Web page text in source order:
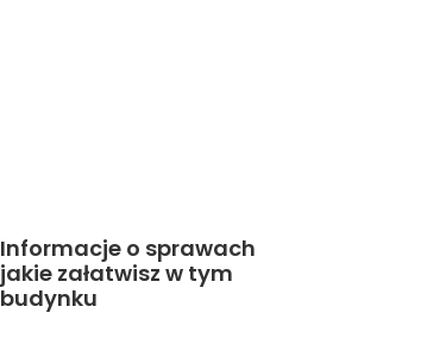
Informacje o sprawach
jakie załatwisz w tym
budynku